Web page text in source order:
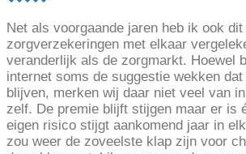
Net als voorgaande jaren heb ik ook
zorgverzekeringen met elkaar
veranderlijk als de zorgmarkt. Hoewel
internet soms de suggestie wekken
blijven, merken wij daar niet veel van
zelf. De premie blijft stijgen maar er is
eigen risico stijgt aankomend jaar in
zou weer de zoveelste klap zijn voor